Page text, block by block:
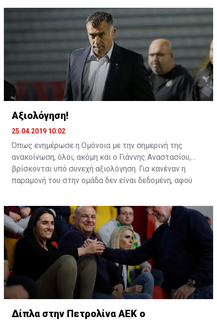
Πρίγιοβιτς.
Αξιολόγηση!
25.04.2019 10:02
Όπως ενημέρωσε η Ομόνοια με την σημερινή της
ανακοίνωση, όλοι, ακόμη και ο Γιάννης Αναστασίου,
βρίσκονται υπό συνεχή αξιολόγηση. Για κανέναν η
παραμονή του στην ομάδα δεν είναι δεδομένη, αφού
Δίπλα στην Πετρολίνα ΑΕΚ ο